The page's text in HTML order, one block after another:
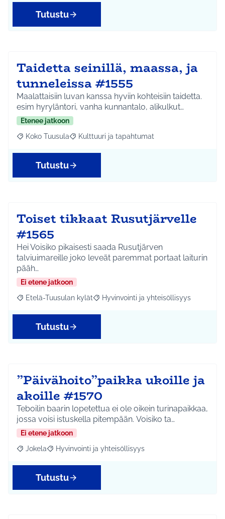
Tutustu
Taidetta seinillä, maassa, ja
tunneleissa #1555
Maalattaisiin luvan kanssa hyviin kohteisiin taidetta.
esim hyryläntori, vanha kunnantalo, alikulkut…
Etenee jatkoon
Rajaa tulokset aihepiirin mukaan: Koko Tuusula
Koko Tuusula Rajaa tulokset teeman mukaan: Kulttuuri ja
Kulttuuri ja tapahtumat
Tutustu
Toiset tikkaat Rusutjärvelle
#1565
Hei Voisiko pikaisesti saada Rusutjärven
talviuimareille joko leveät paremmat portaat laiturin
pääh…
Ei etene jatkoon
Rajaa tulokset aihepiirin mukaan: Etelä-Tuusulan kylät
Etelä-Tuusulan kylät Rajaa tulokset teeman mukaan:
Hyvinvointi ja yhteisöllisyys
Tutustu
”Päivähoito”paikka ukoille ja
akoille #1570
Teboilin baarin lopetettua ei ole oikein turinapaikkaa,
jossa voisi istuskella pitempään. Voisiko ta…
Ei etene jatkoon
Rajaa tulokset aihepiirin mukaan: Jokela
Jokela Rajaa tulokset teeman mukaan: Hyvinvointi ja
Hyvinvointi ja yhteisöllisyys
Tutustu